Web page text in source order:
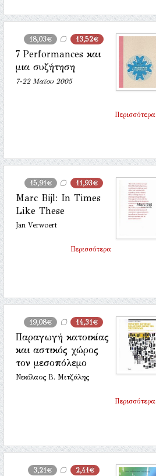
18,03€ 13,52€
7 Performances και
μια συζήτηση
7-22 Μαϊου 2005
Περισσότερα
15,91€ 11,93€
Marc Bijl: In Times
Like These
Jan Verwoert
Περισσότερα
19,08€ 14,31€
Παραγωγή κατοικίας
και αστικός χώρος
τον μεσοπόλεμο
Νικόλαος Β. Μιτζάλης
Περισσότερα
3,21€ 2,41€